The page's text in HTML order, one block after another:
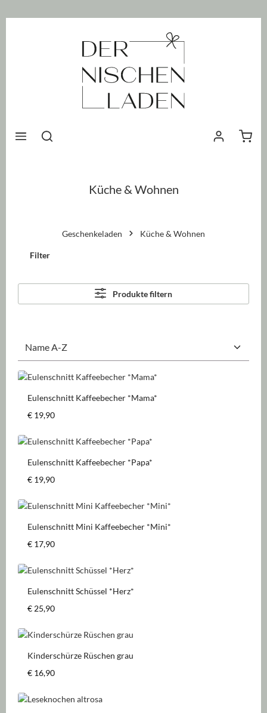
Küche & Wohnen
Geschenkeladen Küche & Wohnen
Filter
Produkte filtern
Eulenschnitt Kaffeebecher *Mama*
Regulärer Preis:
€ 19,90
Eulenschnitt Kaffeebecher *Papa*
Regulärer Preis:
€ 19,90
Eulenschnitt Mini Kaffeebecher *Mini*
Regulärer Preis:
€ 17,90
Eulenschnitt Schüssel *Herz*
Regulärer Preis:
€ 25,90
Kinderschürze Rüschen grau
Regulärer Preis:
€ 16,90